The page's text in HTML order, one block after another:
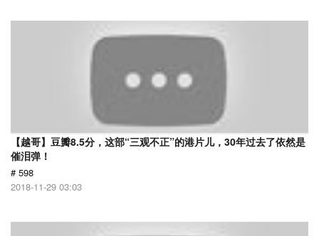
【越哥】豆瓣8.5分，这部“三观不正”的港片儿，30年过去了依然是
催泪弹！
# 598
2018-11-29 03:03